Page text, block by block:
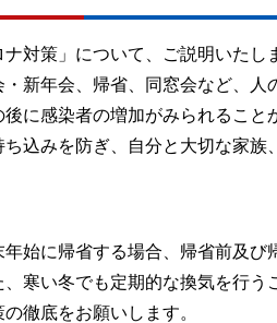
対策」について、ご説明いた
新年会、帰省、同窓会など、人
に感染者の増加がみられるこ
込みを防ぎ、自分と大切な家
始に帰省する場合、帰省前及
、寒い冬でも定期的な換気を行
徹底をお願いします。